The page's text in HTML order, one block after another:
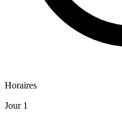
Horaires
Jour 1